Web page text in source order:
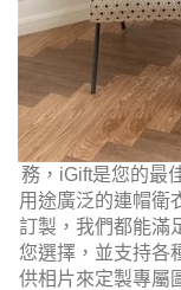
務，iGift是您的最
用途廣泛的連帽衛
訂製，我們都能滿
您選擇，並支持各
供相片來定製專屬